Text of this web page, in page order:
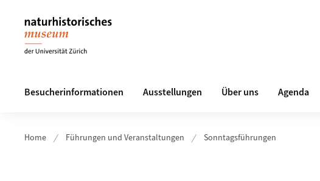
Besucherinformationen Ausstellungen Über uns Agenda
Home Führungen und Veranstaltungen Sonntagsführungen